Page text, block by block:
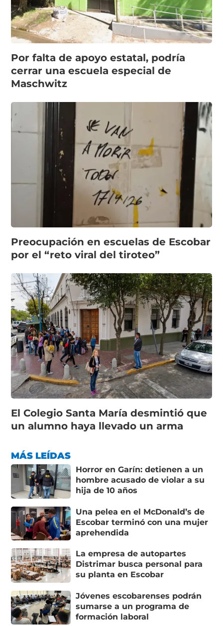
Por falta de apoyo estatal, podría
cerrar una escuela especial de
Maschwitz
Preocupación en escuelas de Escobar
por el “reto viral del tiroteo”
El Colegio Santa María desmintió que
un alumno haya llevado un arma
MÁS LEÍDAS
Horror en Garín: detienen a un
hombre acusado de violar a su
hija de 10 años
Una pelea en el McDonald’s de
Escobar terminó con una mujer
aprehendida
La empresa de autopartes
Distrimar busca personal para
su planta en Escobar
Jóvenes escobarenses podrán
sumarse a un programa de
formación laboral